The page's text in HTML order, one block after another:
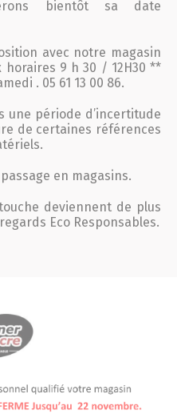
bientôt sa date
avec notre magasin
9 h 30 / 12H30 **
. 05 61 13 00 86.
une période d’incertitude
de certaines références
en magasins.
deviennent de plus
Eco Responsables.